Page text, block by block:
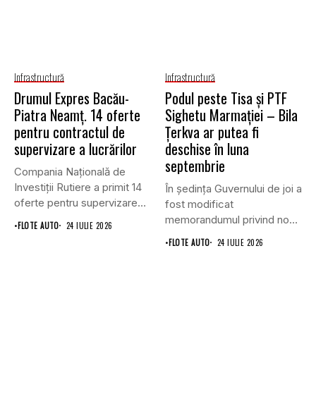
Infrastructură
Drumul Expres Bacău-
Piatra Neamț. 14 oferte
pentru contractul de
supervizare a lucrărilor
Compania Națională de
Investiții Rutiere a primit 14
oferte pentru supervizarea
lucrărilor...
•FLOTE AUTO 24 IULIE 2026
Infrastructură
Podul peste Tisa și PTF
Sighetu Marmației – Bila
Țerkva ar putea fi
deschise în luna
septembrie
În ședința Guvernului de joi a
fost modificat
memorandumul privind noul
punct...
•FLOTE AUTO 24 IULIE 2026